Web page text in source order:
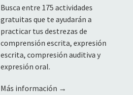
Busca entre 175 actividades
gratuitas que te ayudarán a
practicar tus destrezas de
comprensión escrita, expresión
escrita, compresión auditiva y
expresión oral.
Más información →